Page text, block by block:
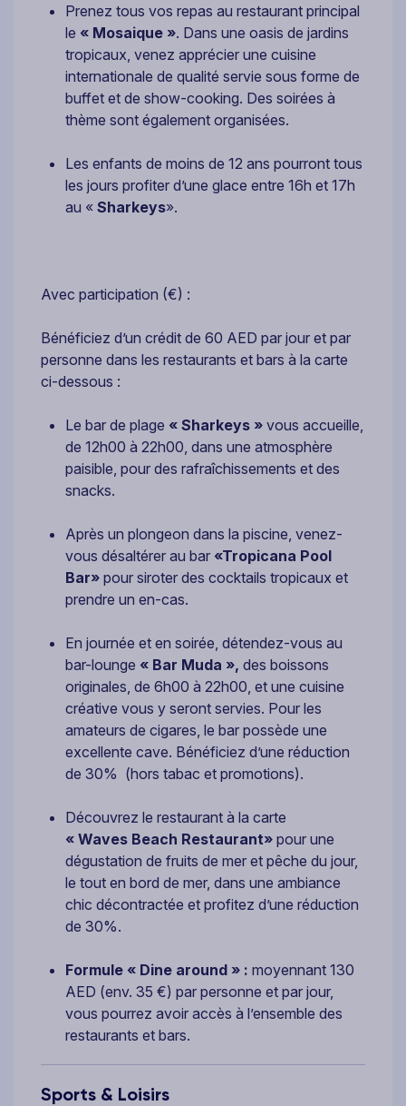
Prenez tous vos repas au restaurant principal
le « Mosaique ». Dans une oasis de jardins
tropicaux, venez apprécier une cuisine
internationale de qualité servie sous forme de
buffet et de show-cooking. Des soirées à
thème sont également organisées.
Les enfants de moins de 12 ans pourront tous
les jours profiter d’une glace entre 16h et 17h
au « Sharkeys».
Avec participation (€) :
Bénéficiez d’un crédit de 60 AED par jour et par
personne dans les restaurants et bars à la carte
ci-dessous :
Le bar de plage « Sharkeys » vous accueille,
de 12h00 à 22h00, dans une atmosphère
paisible, pour des rafraîchissements et des
snacks.
Après un plongeon dans la piscine, venez-
vous désaltérer au bar «Tropicana Pool
Bar» pour siroter des cocktails tropicaux et
prendre un en-cas.
En journée et en soirée, détendez-vous au
bar-lounge « Bar Muda », des boissons
originales, de 6h00 à 22h00, et une cuisine
créative vous y seront servies. Pour les
amateurs de cigares, le bar possède une
excellente cave. Bénéficiez d’une réduction
de 30% (hors tabac et promotions).
Découvrez le restaurant à la carte
« Waves Beach Restaurant» pour une
dégustation de fruits de mer et pêche du jour,
le tout en bord de mer, dans une ambiance
chic décontractée et profitez d’une réduction
de 30%.
Formule « Dine around » : moyennant 130
AED (env. 35 €) par personne et par jour,
vous pourrez avoir accès à l’ensemble des
restaurants et bars.
Sports & Loisirs